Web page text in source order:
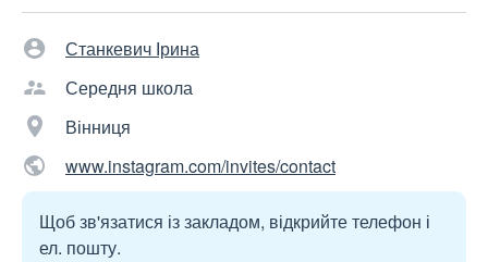
Станкевич Ірина
Середня школа
Вінниця
www.instagram.com/invites/contact
Щоб зв'язатися із закладом, відкрийте телефон і
ел. пошту.